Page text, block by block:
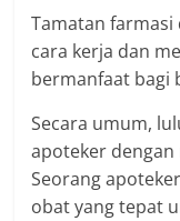
Tamatan
cara kerja dan
bermanfaat bagi
Secara umum,
apoteker
Seorang
obat yang tepat